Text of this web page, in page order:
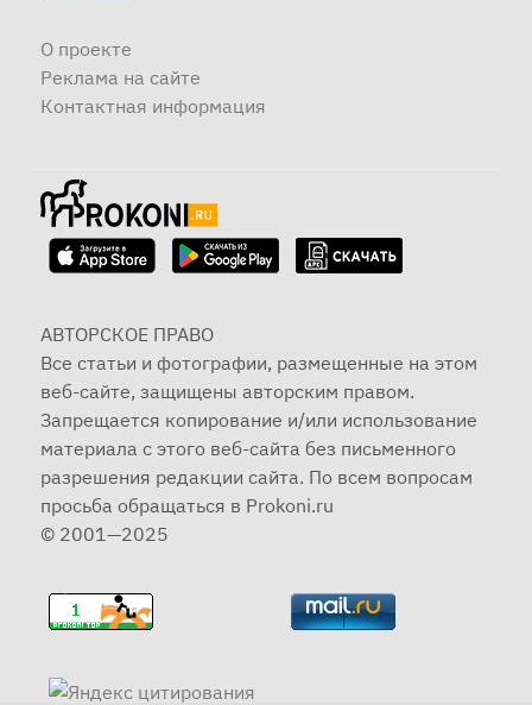
О проекте
Реклама на сайте
Контактная информация
АВТОРСКОЕ ПРАВО
Все статьи и фотографии, размещенные на этом
веб-сайте, защищены авторским правом.
Запрещается копирование и/или использование
материала с этого веб-сайта без письменного
разрешения редакции сайта. По всем вопросам
просьба обращаться в Prokoni.ru
© 2001—2025